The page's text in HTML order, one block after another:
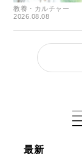
教養・カルチャー
2026.08.08
最新